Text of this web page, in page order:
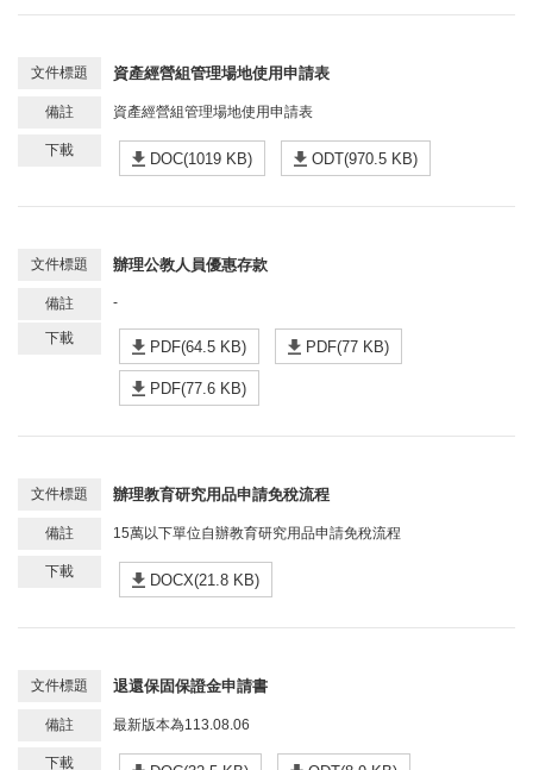
資產經營組管理場地使用申請表
資產經營組管理場地使用申請表
DOC(1019 KB) ODT(970.5 KB)
辦理公教人員優惠存款
-
PDF(64.5 KB) PDF(77 KB)
PDF(77.6 KB)
辦理教育研究用品申請免稅流程
15萬以下單位自辦教育研究用品申請免稅流程
DOCX(21.8 KB)
退還保固保證金申請書
最新版本為113.08.06